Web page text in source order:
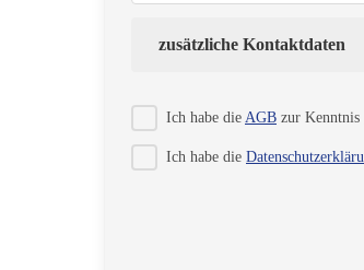
zusätzliche Kontaktdaten
Ich habe die AGB zur Kenntnis
Ich habe die